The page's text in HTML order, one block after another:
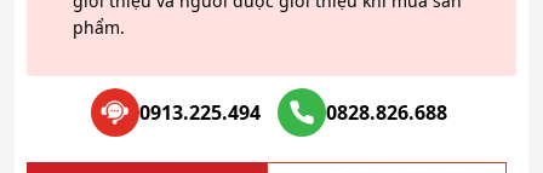
phẩm.
0913.225.494 0828.826.688